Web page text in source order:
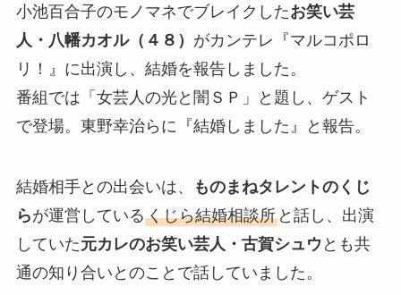
小池百合子のモノマネでブレイクしたお笑い芸
人・八幡カオル（４８） がカンテレ『マルコポロ
リ！』に出演し、結婚を報告しました。
番組では「女芸人の光と闇ＳＰ」と題し、ゲスト
で登場。東野幸治らに『結婚しました』と報告。
結婚相手との出会いは、
ものまねタレントのくじ
らが運営しているくじら結婚相談所と話し、出演
していた元カレのお笑い芸人・古賀シュウ とも共
通の知り合いとのことで話していました。